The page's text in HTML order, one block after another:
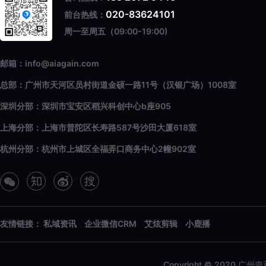
前台热线： 020-83624101
周一至周五（09:00-19:00)
邮箱：info@aiagain.com
总部：广州市天河区员村街道金硕一路11号（汉银广场）1008室
深圳分部：深圳市宝安区稻兴科创中心b座905
上海分部：上海市普陀区长寿路587号沙田大厦618室
杭州分部：杭州市上城区全福弄口商务中心2幢902室
友情链接： 私域资讯 企业微信CRM 艾炫剪辑 小鹿播